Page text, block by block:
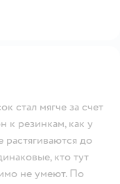
стал мягче за счет
к резинкам, как у
до
кто тут
не умеют. По